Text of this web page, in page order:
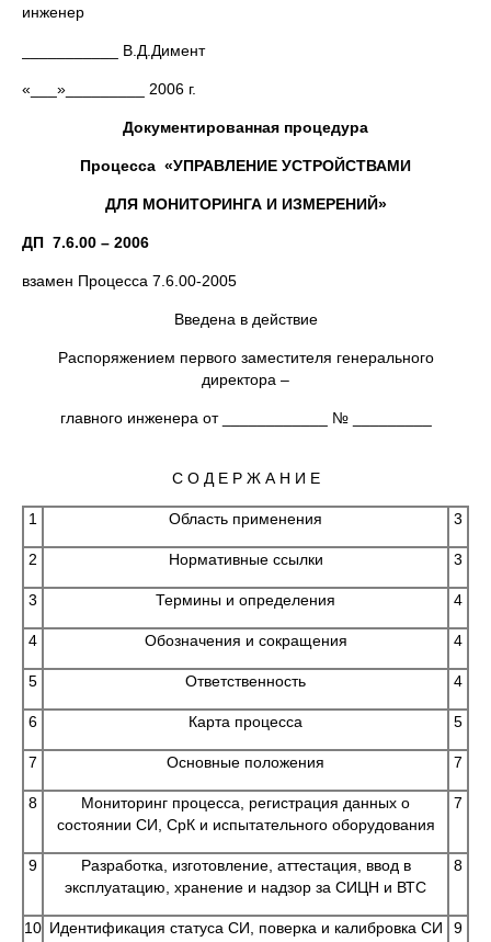
инженер
___________ В.Д.Димент
«___»_________ 2006 г.
Документированная процедура
Процесса «УПРАВЛЕНИЕ УСТРОЙСТВАМИ
ДЛЯ МОНИТОРИНГА И ИЗМЕРЕНИЙ»
ДП 7.6.00 – 2006
взамен Процесса 7.6.00-2005
Введена в действие
Распоряжением первого заместителя генерального
директора –
главного инженера от ____________ № _________
С О Д Е Р Ж А Н И Е
1 Область применения 3
2 Нормативные ссылки 3
3 Термины и определения 4
4 Обозначения и сокращения 4
5 Ответственность 4
6 Карта процесса 5
7 Основные положения 7
8
Мониторинг процесса, регистрация данных о
состоянии СИ, СрК и испытательного оборудования
7
9
Разработка, изготовление, аттестация, ввод в
эксплуатацию, хранение и надзор за СИЦН и ВТС
8
10 Идентификация статуса СИ, поверка и калибровка СИ
9